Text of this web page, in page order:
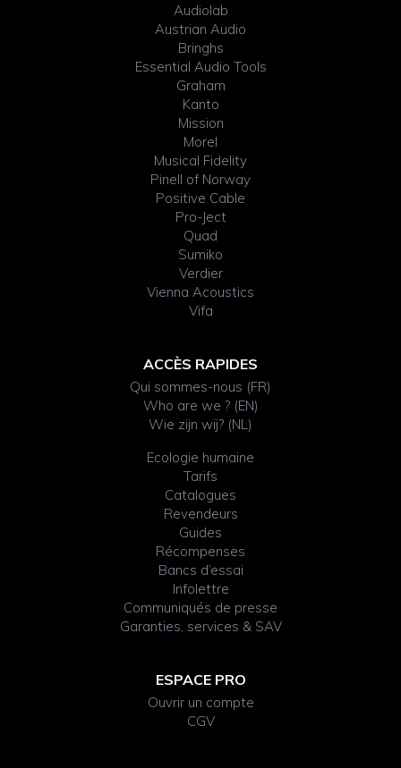
Audiolab
Austrian Audio
Bringhs
Essential Audio Tools
Graham
Kanto
Mission
Morel
Musical Fidelity
Pinell of Norway
Positive Cable
Pro-Ject
Quad
Sumiko
Verdier
Vienna Acoustics
Vifa
ACCÈS RAPIDES
Qui sommes-nous (FR)
Who are we ? (EN)
Wie zijn wij? (NL)
Ecologie humaine
Tarifs
Catalogues
Revendeurs
Guides
Récompenses
Bancs d’essai
Infolettre
Communiqués de presse
Garanties, services & SAV
ESPACE PRO
Ouvrir un compte
CGV